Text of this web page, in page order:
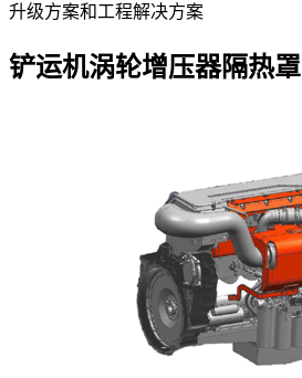
升级方案和工程解决方案
铲运机涡轮增压器隔热罩